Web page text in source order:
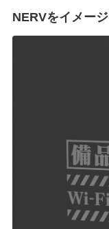
NERVをイメージ